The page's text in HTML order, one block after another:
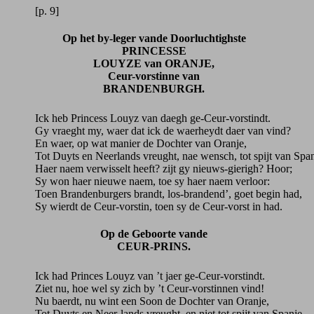
[p. 9]
Op het by-leger vande Doorluchtighste
PRINCESSE
LOUYZE van ORANJE,
Ceur-vorstinne van
BRANDENBURGH.
Ick heb Princess Louyz van daegh ge-Ceur-vorstindt.
Gy vraeght my, waer dat ick de waerheydt daer van vind?
En waer, op wat manier de Dochter van Oranje,
Tot Duyts en Neerlands vreught, nae wensch, tot spijt van
Haer naem verwisselt heeft? zijt gy nieuws-gierigh? Hoor;
Sy won haer nieuwe naem, toe sy haer naem verloor:
Toen Brandenburgers brandt, los-brandend’, goet begin had,
Sy wierdt de Ceur-vorstin, toen sy de Ceur-vorst in had.
Op de Geboorte vande
CEUR-PRINS.
Ick had Princes Louyz van ’t jaer ge-Ceur-vorstindt.
Ziet nu, hoe wel sy zich by ’t Ceur-vorstinnen vind!
Nu baerdt, nu wint een Soon de Dochter van Oranje,